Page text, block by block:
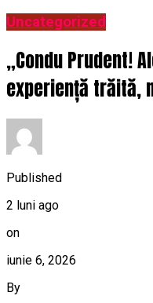
Uncategorized
„Condu Prudent!
experiență trăită,
Published
2 luni ago
on
iunie 6, 2026
By